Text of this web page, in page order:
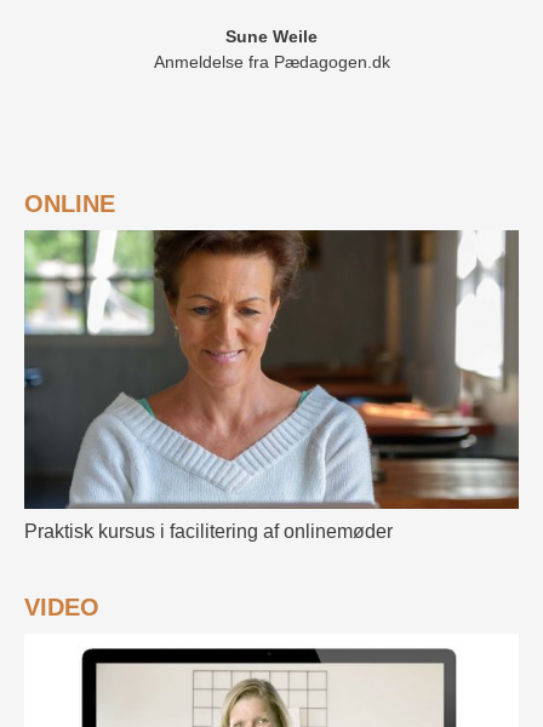
Sune Weile
Anmeldelse fra Pædagogen.dk
ONLINE
Praktisk kursus i facilitering af onlinemøder
VIDEO